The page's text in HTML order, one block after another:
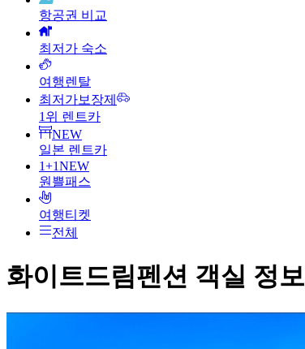
항공권 비교
최저가 숙소
여행렌탈
최저가보장제
1위 렌트카
NEW
일본 렌트카
1+1NEW
원쁠패스
여행티켓
전체
화이트드림펜션 객실 정보